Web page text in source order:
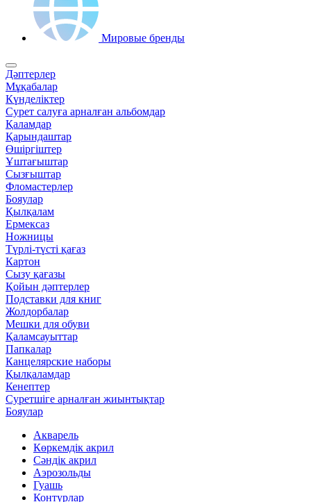
Мировые бренды
Дәптерлер
Мұқабалар
Күнделіктер
Сурет салуға арналған альбомдар
Қаламдар
Қарындаштар
Өшіргіштер
Ұштағыштар
Сызғыштар
Фломастерлер
Бояулар
Қылқалам
Ермексаз
Ножницы
Түрлі-түсті қағаз
Картон
Сызу қағазы
Қойын дәптерлер
Подставки для книг
Жолдорбалар
Мешки для обуви
Қаламсауыттар
Папкалар
Канцелярские наборы
Қылқаламдар
Кенептер
Суретшіге арналған жиынтықтар
Бояулар
Акварель
Көркемдік акрил
Сәндік акрил
Аэрозольды
Гуашь
Контурлар